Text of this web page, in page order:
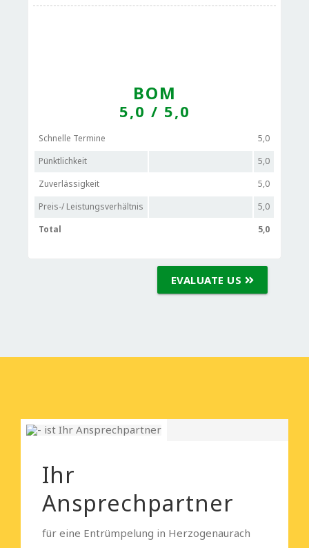
BOM
5,0 / 5,0
Schnelle Termine
5,0
Pünktlichkeit
5,0
Zuverlässigkeit
5,0
Preis-/ Leistungsverhältnis
5,0
Total
5,0
EVALUATE US
Ihr
Ansprechpartner
für eine Entrümpelung in Herzogenaurach